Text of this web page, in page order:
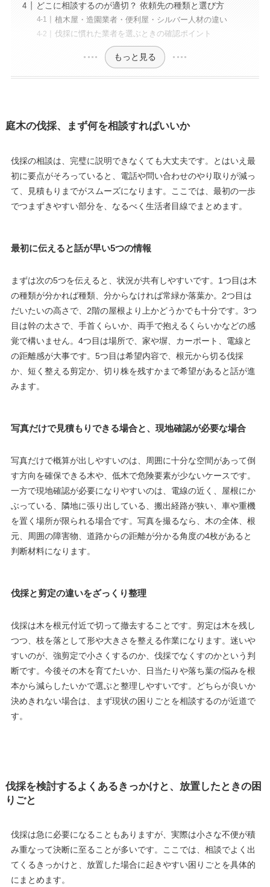
どこに相談するのが適切？ 依頼先の種類と選び方
植木屋・造園業者・便利屋・シルバー人材の違い
伐採に慣れた業者を選ぶときの確認ポイント
もっと見る
庭木の伐採、まず何を相談すればいいか
伐採の相談は、完璧に説明できなくても大丈夫です。とはいえ最
初に要点がそろっていると、電話や問い合わせのやり取りが減っ
て、見積もりまでがスムーズになります。ここでは、最初の一歩
でつまずきやすい部分を、なるべく生活者目線でまとめます。
最初に伝えると話が早い5つの情報
まずは次の5つを伝えると、状況が共有しやすいです。1つ目は木
の種類が分かれば種類、分からなければ常緑か落葉か。2つ目は
だいたいの高さで、2階の屋根より上かどうかでも十分です。3つ
目は幹の太さで、手首くらいか、両手で抱えるくらいかなどの感
覚で構いません。4つ目は場所で、家や塀、カーポート、電線と
の距離感が大事です。5つ目は希望内容で、根元から切る伐採
か、短く整える剪定か、切り株を残すかまで希望があると話が進
みます。
写真だけで見積もりできる場合と、現地確認が必要な場合
写真だけで概算が出しやすいのは、周囲に十分な空間があって倒
す方向を確保できる木や、低木で危険要素が少ないケースです。
一方で現地確認が必要になりやすいのは、電線の近く、屋根にか
ぶっている、隣地に張り出している、搬出経路が狭い、車や重機
を置く場所が限られる場合です。写真を撮るなら、木の全体、根
元、周囲の障害物、道路からの距離が分かる角度の4枚があると
判断材料になります。
伐採と剪定の違いをざっくり整理
伐採は木を根元付近で切って撤去することです。剪定は木を残し
つつ、枝を落として形や大きさを整える作業になります。迷いや
すいのが、強剪定で小さくするのか、伐採でなくすのかという判
断です。今後その木を育てたいか、日当たりや落ち葉の悩みを根
本から減らしたいかで選ぶと整理しやすいです。どちらが良いか
決めきれない場合は、まず現状の困りごとを相談するのが近道で
す。
伐採を検討するよくあるきっかけと、放置したときの困
りごと
伐採は急に必要になることもありますが、実際は小さな不便が積
み重なって決断に至ることが多いです。ここでは、相談でよく出
てくるきっかけと、放置した場合に起きやすい困りごとを具体的
にまとめます。